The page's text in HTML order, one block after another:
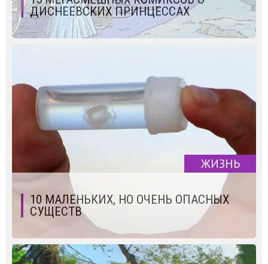
ДИСНЕЕВСКИХ ПРИНЦЕССАХ
ЖИЗНЬ
10 МАЛЕНЬКИХ, НО ОЧЕНЬ ОПАСНЫХ
СУЩЕСТВ